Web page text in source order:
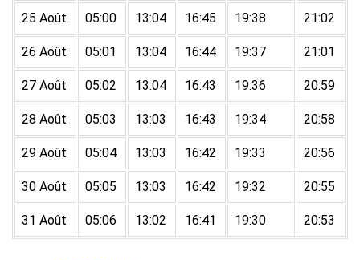
25 Août 05:00 13:04 16:45 19:38 21:02
26 Août 05:01 13:04 16:44 19:37 21:01
27 Août 05:02 13:04 16:43 19:36 20:59
28 Août 05:03 13:03 16:43 19:34 20:58
29 Août 05:04 13:03 16:42 19:33 20:56
30 Août 05:05 13:03 16:42 19:32 20:55
31 Août 05:06 13:02 16:41 19:30 20:53